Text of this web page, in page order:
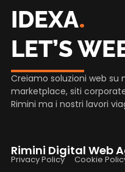
IDEXA.
LET’S
Creiamo soluzioni web su
marketplace, siti
Rimini ma i nostri lavori
Rimini Digital Web
Privacy Policy Cookie